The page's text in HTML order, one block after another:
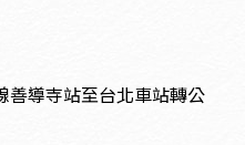
善導寺站至台北車站轉公